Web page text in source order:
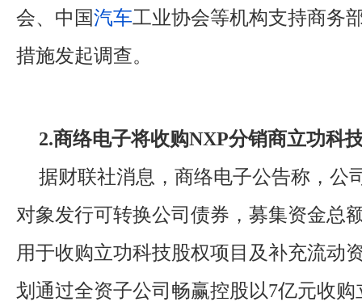
会、中国汽车工业协会等机构支持商务
措施发起调查。
2.商络电子将收购NXP分销商立功科
据财联社消息，商络电子公告称，公
对象发行可转换公司债券，募集资金总
用于收购立功科技股权项目及补充流动
划通过全资子公司畅赢控股以7亿元收购